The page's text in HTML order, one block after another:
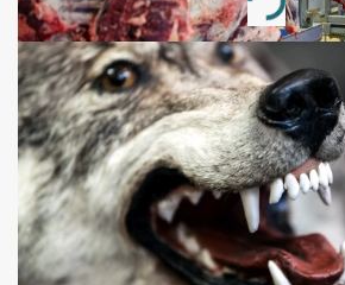
Loading...